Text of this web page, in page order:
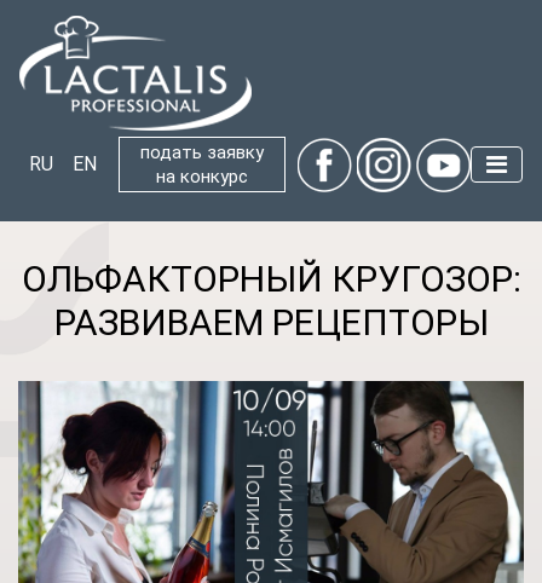
RU EN
подать заявку
на конкурс
ОЛЬФАКТОРНЫЙ КРУГОЗОР:
РАЗВИВАЕМ РЕЦЕПТОРЫ